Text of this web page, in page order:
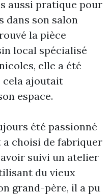
aussi pratique pour
dans son salon
la pièce
local spécialisé
elle a été
cela ajoutait
espace.
été passionné
choisi de fabriquer
suivi un atelier
du vieux
grand-père, il a pu